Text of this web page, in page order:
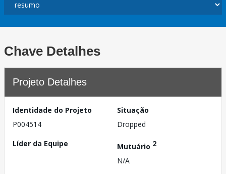
Chave Detalhes
Projeto Detalhes
Identidade do Projeto
P004514
Situação
Dropped
Líder da Equipe
Mutuário 2
N/A